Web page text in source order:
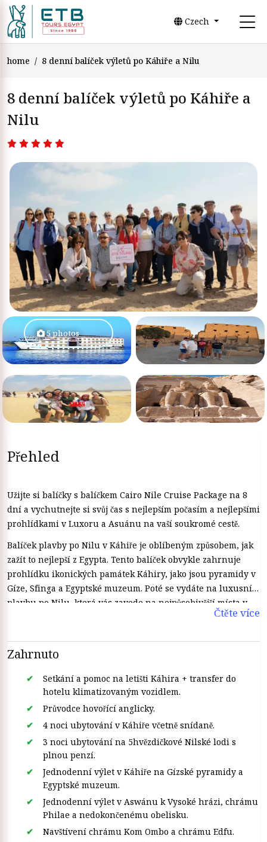
Czech
home 8 denní balíček výletů po Káhiře a Nilu
8 denní balíček výletů po Káhiře a
Nilu
5 photos
Přehled
Užijte si balíčky s balíčkem Cairo Nile Cruise Package na 8
dní a vychutnejte si svůj čas s nejlepším počasím a nejlepšími
prohlídkami v Luxoru a Asuánu na vaší soukromé cestě.
Balíček plavby po Nilu v Káhiře je oblíbeným způsobem, jak
zažít to nejlepší z Egypta. Tento balíček obvykle zahrnuje
prohlídku ikonických památek Káhiry, jako jsou pyramidy v
Gíze, Sfinga a Egyptské muzeum. Poté se vydáte na luxusní
plavbu po Nilu, která vás zavede na nejpůsobivější místa v
Egyptě, jako jsou chrámy Luxor a Karnak a Údolí králů.
vybavení na palubě, jako je pohodlné ubytování, jídlo a
zábava.
Čtěte více
Zahrnuto
Setkání a pomoc na letišti Káhira + transfer do
hotelu klimatizovaným vozidlem.
Průvodce hovořící anglicky.
4 noci ubytování v Káhiře včetně snídaně.
3 noci ubytování na 5hvězdičkové Nilské lodi s
plnou penzí.
Jednodenní výlet v Káhiře na Gízské pyramidy a
Egyptské muzeum.
Jednodenní výlet v Aswánu k Vysoké hrázi, chrámu
Philae a nedokončenému obelisku.
Navštívení chrámu Kom Ombo a chrámu Edfu.